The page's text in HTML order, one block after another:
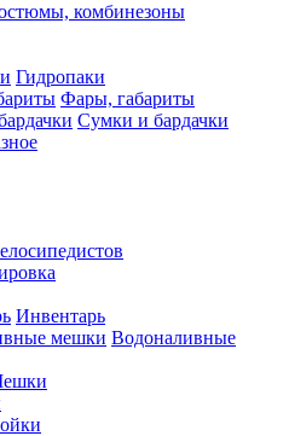
комбинезоны
Гидропаки
Фары, габариты
Сумки и бардачки
Инвентарь
Водоналивные